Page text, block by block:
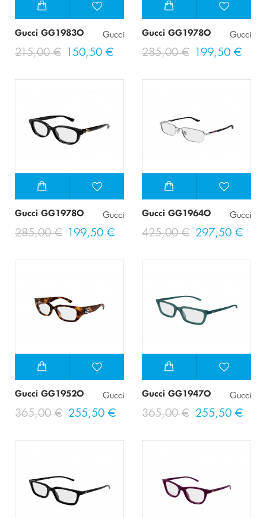
Gucci GG1983O Gucci
215,00 € 150,50 €
Gucci GG1978O Gucci
285,00 € 199,50 €
Gucci GG1978O Gucci
285,00 € 199,50 €
Gucci GG1964O Gucci
425,00 € 297,50 €
Gucci GG1952O Gucci
365,00 € 255,50 €
Gucci GG1947O Gucci
365,00 € 255,50 €